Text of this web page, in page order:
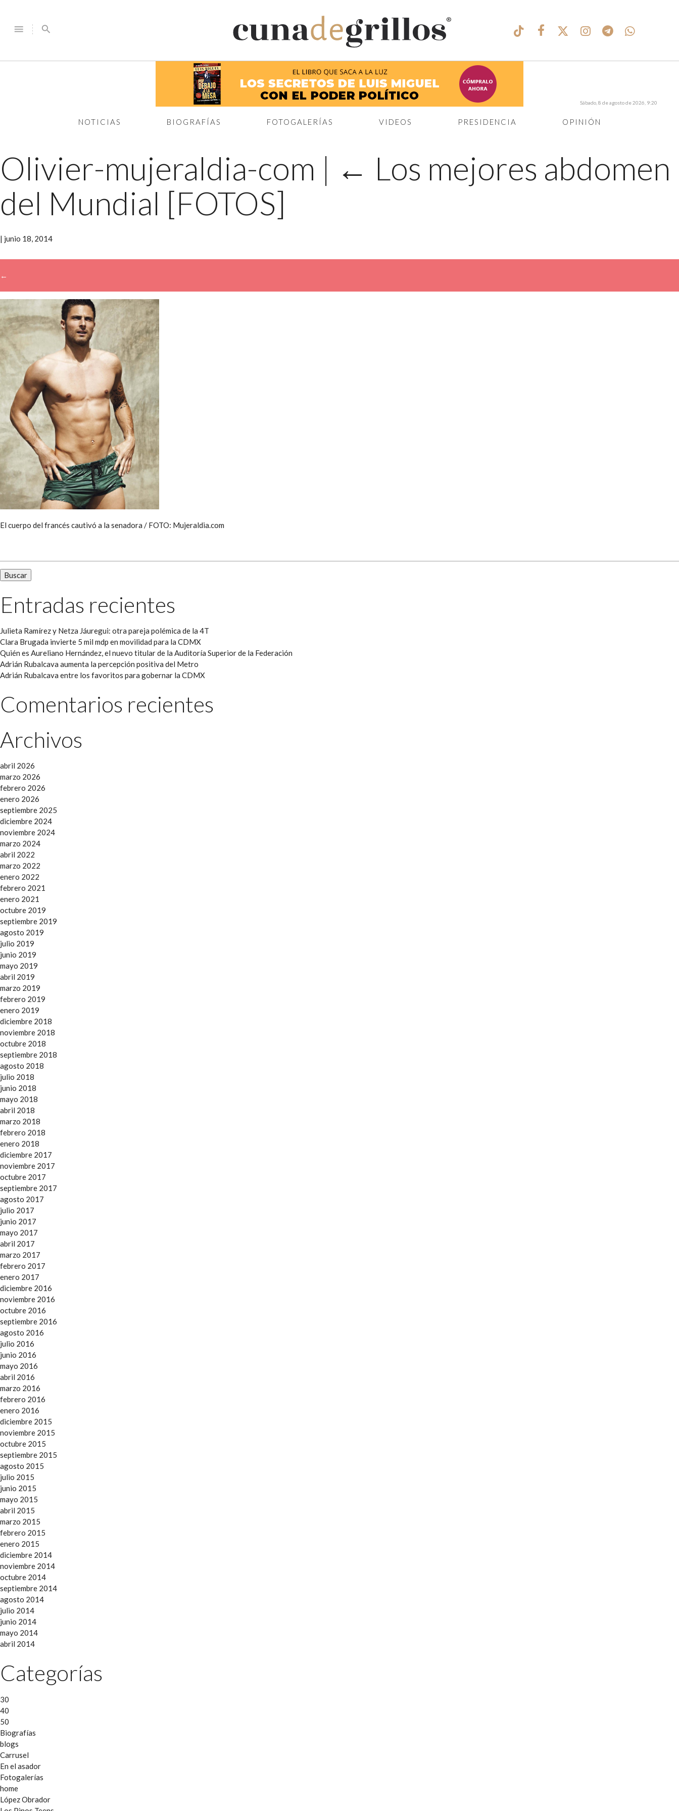
menu search
®
NOTICIAS BIOGRAFÍAS FOTOGALERÍAS VIDEOS PRESIDENCIA OPINIÓN
Sábado, 8 de agosto de 2026, 9:20
Olivier-mujeraldia-com | ← Los mejores abdomen
del Mundial [FOTOS]
| junio 18, 2014
←
→
El cuerpo del francés cautivó a la senadora / FOTO: Mujeraldia.com
Entradas recientes
Julieta Ramírez y Netza Jáuregui: otra pareja polémica de la 4T
Clara Brugada invierte 5 mil mdp en movilidad para la CDMX
Quién es Aureliano Hernández, el nuevo titular de la Auditoría Superior de la Federación
Adrián Rubalcava aumenta la percepción positiva del Metro
Adrián Rubalcava entre los favoritos para gobernar la CDMX
Comentarios recientes
Archivos
abril 2026
marzo 2026
febrero 2026
enero 2026
septiembre 2025
diciembre 2024
noviembre 2024
marzo 2024
abril 2022
marzo 2022
enero 2022
febrero 2021
enero 2021
octubre 2019
septiembre 2019
agosto 2019
julio 2019
junio 2019
mayo 2019
abril 2019
marzo 2019
febrero 2019
enero 2019
diciembre 2018
noviembre 2018
octubre 2018
septiembre 2018
agosto 2018
julio 2018
junio 2018
mayo 2018
abril 2018
marzo 2018
febrero 2018
enero 2018
diciembre 2017
noviembre 2017
octubre 2017
septiembre 2017
agosto 2017
julio 2017
junio 2017
mayo 2017
abril 2017
marzo 2017
febrero 2017
enero 2017
diciembre 2016
noviembre 2016
octubre 2016
septiembre 2016
agosto 2016
julio 2016
junio 2016
mayo 2016
abril 2016
marzo 2016
febrero 2016
enero 2016
diciembre 2015
noviembre 2015
octubre 2015
septiembre 2015
agosto 2015
julio 2015
junio 2015
mayo 2015
abril 2015
marzo 2015
febrero 2015
enero 2015
diciembre 2014
noviembre 2014
octubre 2014
septiembre 2014
agosto 2014
julio 2014
junio 2014
mayo 2014
abril 2014
Categorías
30
40
50
Biografías
blogs
Carrusel
En el asador
Fotogalerías
home
López Obrador